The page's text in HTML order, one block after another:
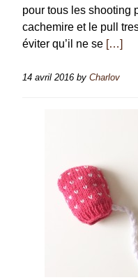
pour tous les shooting
cachemire et le pull
éviter qu’il ne se […]
14 avril 2016 by Charlov